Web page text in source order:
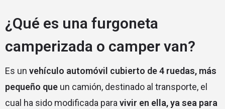
¿Qué es una furgoneta
camperizada o camper van?
Es un vehículo automóvil cubierto de 4 ruedas, más
pequeño que un camión, destinado al transporte, el
cual ha sido modificada para vivir en ella, ya sea para